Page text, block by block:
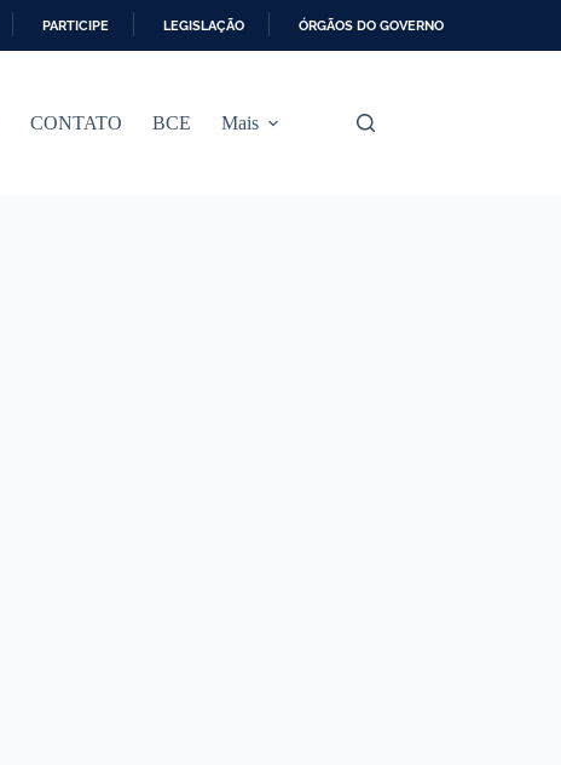
PARTICIPE LEGISLAÇÃO ÓRGÃOS DO GOVERNO
CONTATO BCE Mais